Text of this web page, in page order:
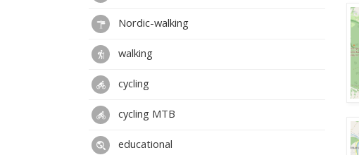
Nordic-walking
walking
cycling
cycling MTB
educational